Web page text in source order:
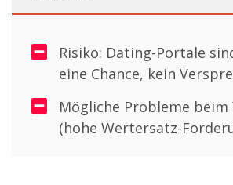
Risiko: Dating-Portale
eine Chance, kein
Mögliche Probleme
(hohe Wertersatz-